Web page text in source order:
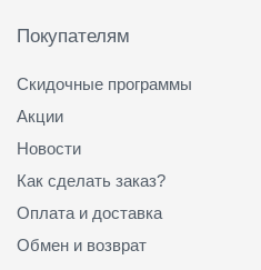
Покупателям
Скидочные программы
Акции
Новости
Как сделать заказ?
Оплата и доставка
Обмен и возврат